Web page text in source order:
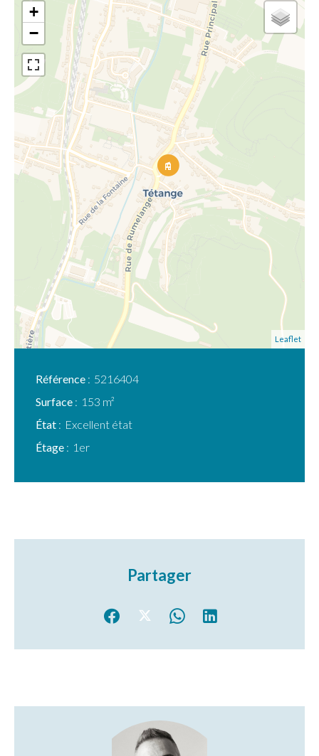
+
−
Leaflet
Référence
5216404
Surface
153 m²
État
Excellent état
Étage
1er
Partager